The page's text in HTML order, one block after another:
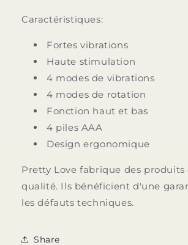
Caractéristiques:
Fortes vibrations
Haute stimulation
4 modes de vibrations
4 modes de rotation
Fonction haut et bas
4 piles AAA
Design ergonomique
Pretty Love fabrique des
qualité. Ils bénéficient d'une
les défauts techniques.
Share